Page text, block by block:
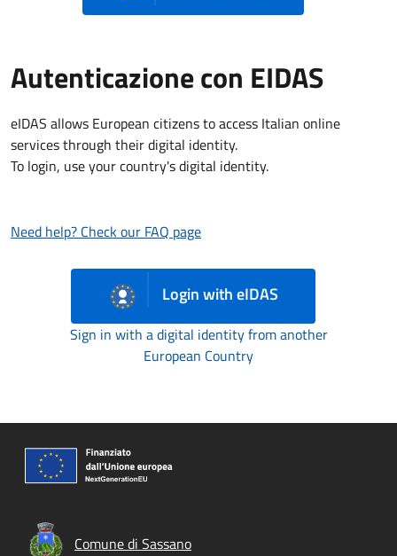
Autenticazione con EIDAS
eIDAS allows European citizens to access Italian online
services through their digital identity.
To login, use your country's digital identity.
Need help? Check our FAQ page
Login with eIDAS
Sign in with a digital identity from another
European Country
Comune di Sassano